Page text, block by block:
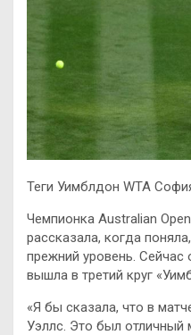
Теги Уимблдон WTA
Чемпионка Australian
рассказала, когда
прежний уровень. Сейчас
вышла в третий круг
«Я бы сказала, что в
Уэллс. Это был отличный